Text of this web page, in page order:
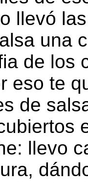
llevó
una
de los
eso te
de
llevo